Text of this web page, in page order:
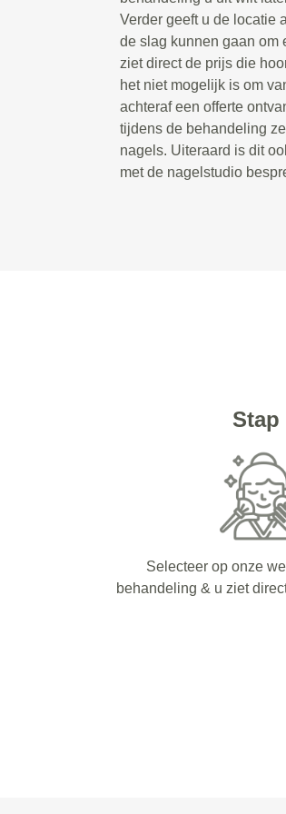
Verder geeft u de locatie
de slag kunnen gaan om
ziet direct de prijs die
het niet mogelijk is om
achteraf een offerte
tijdens de behandeling
nagels. Uiteraard is dit
met de nagelstudio
Stap
Selecteer op onze
behandeling & u ziet